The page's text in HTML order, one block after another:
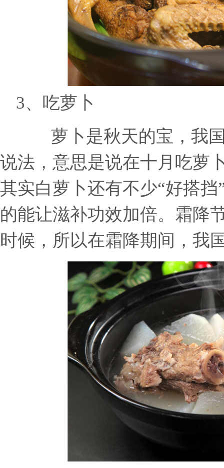
3、 吃萝卜
萝卜是秋天的宝，我
说法，意思是说在十月吃萝
其实白萝卜还有不少“好搭
的能让滋补功效加倍。霜降
时候，所以在霜降期间，我